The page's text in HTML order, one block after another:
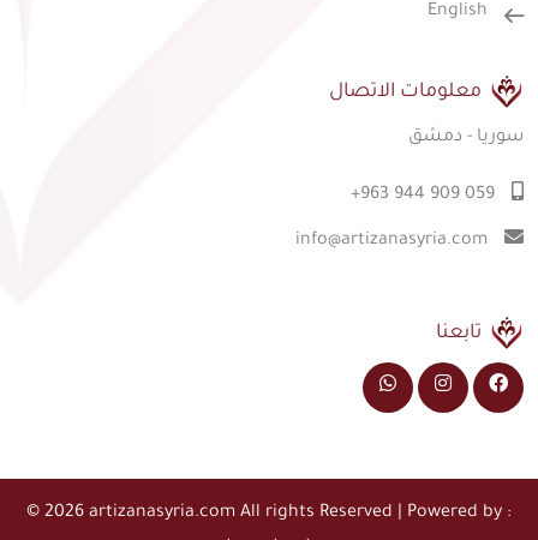
English
معلومات الاتصال
سوريا - دمشق
+963 944 909 059
info@artizanasyria.com
تابعنا
© 2026 artizanasyria.com All rights Reserved | Powered by :